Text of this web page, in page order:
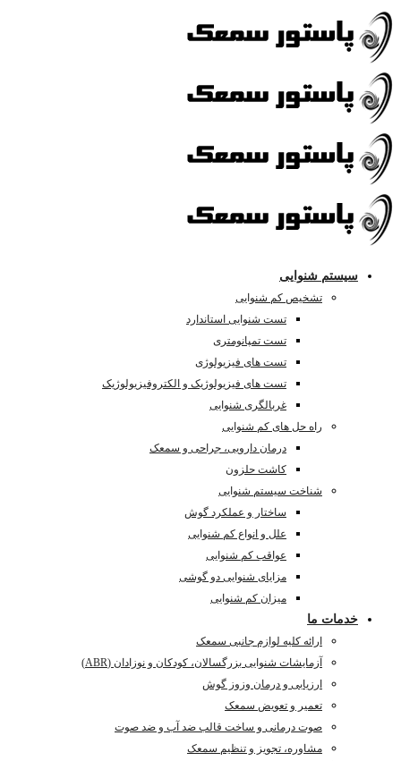
سیستم شنوایی
تشخیص کم شنوایی
تست شنوایی استاندارد
تست تمپانومتری
تست های فیزیولوژی
تست های فیزیولوژیک و الکتروفیزیولوژیک
غربالگری شنوایی
راه حل های کم شنوایی
درمان دارویی، جراحی و سمعک
کاشت حلزون
شناخت سیستم شنوایی
ساختار و عملکرد گوش
علل و انواع کم شنوایی
عواقب کم شنوایی
مزایای شنوایی دو گوشی
میزان کم شنوایی
خدمات ما
ارائه کلیه لوازم جانبی سمعک
آزمایشات شنوایی بزرگسالان، کودکان و نوزادان (ABR)
ارزیابی و درمان وزوز گوش
تعمیر و تعویض سمعک
صوت درمانی و ساخت قالب ضد آب و ضد صوت
مشاوره، تجویز و تنظیم سمعک